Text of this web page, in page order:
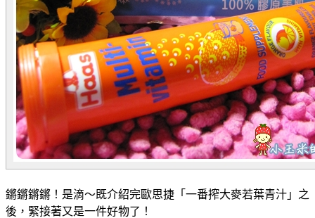
鏘鏘鏘鏘！是滴～既介紹完歐思捷「一番搾大麥若葉青汁」之
後，緊接著又是一件好物了！